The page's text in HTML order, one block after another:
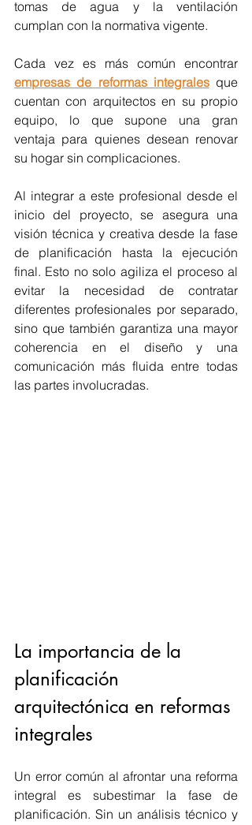
tomas de agua y la ventilación
cumplan con la normativa vigente.
empresas de reformas integrales que
cuentan con arquitectos en su propio
equipo, lo que supone una gran
ventaja para quienes desean renovar
su hogar sin complicaciones.
Al integrar a este profesional desde el
inicio del proyecto, se asegura una
visión técnica y creativa desde la fase
de planificación hasta la ejecución
final. Esto no solo agiliza el proceso al
evitar la necesidad de contratar
diferentes profesionales por separado,
sino que también garantiza una mayor
coherencia en el diseño y una
comunicación más fluida entre todas
las partes involucradas.
La importancia de la
planificación
arquitectónica en reformas
integrales
Un error común al afrontar una reforma
integral es subestimar la fase de
planificación. Sin un análisis técnico y